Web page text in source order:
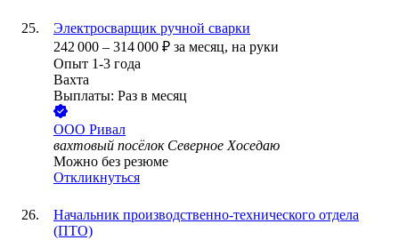
Электросварщик ручной сварки
242 000 – 314 000 ₽ за месяц, на руки
Опыт 1-3 года
Вахта
Выплаты: Раз в месяц
ООО Ривал
вахтовый посёлок Северное Хоседаю
Можно без резюме
Откликнуться
Начальник производственно-технического отдела
(ПТО)